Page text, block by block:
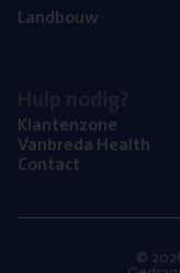
Land­bouw
Klan­ten­zo­ne
Van­b­re­da Health
Con­tact
©